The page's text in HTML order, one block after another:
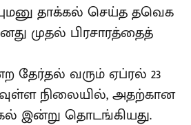
தாக்கல் செய்த தவெக
முதல் பிரசாரத்தைத்
தேர்தல் வரும் ஏப்ரல் 23
நிலையில், அதற்கான
இன்று தொடங்கியது.